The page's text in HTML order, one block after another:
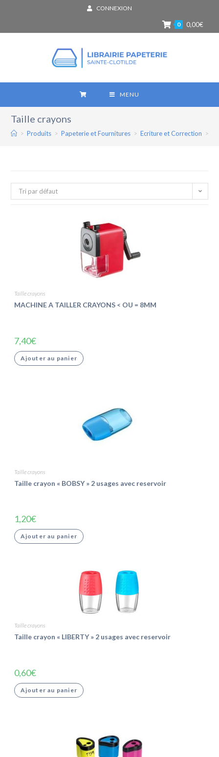
CONNEXION
0 0,00€
MENU
Taille crayons
> Produits > Papeterie et Fournitures > Ecriture et Correction >
Tri par défaut
Taille crayons
MACHINE A TAILLER CRAYONS < OU = 8MM
7,40€
Ajouter au panier
Taille crayons
Taille crayon « BOBSY » 2 usages avec reservoir
1,20€
Ajouter au panier
Taille crayons
Taille crayon « LIBERTY » 2 usages avec reservoir
0,60€
Ajouter au panier